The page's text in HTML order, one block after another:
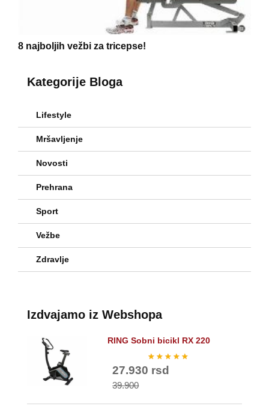
8 najboljih vežbi za tricepse!
Kategorije Bloga
Lifestyle
Mršavljenje
Novosti
Prehrana
Sport
Vežbe
Zdravlje
Izdvajamo iz Webshopa
RING Sobni bicikl RX 220
★ ★ ★ ★ ★
27.930 rsd
39.900